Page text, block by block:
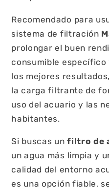
Recomendado para
sistema de filtración
prolongar el buen
consumible
los mejores
la carga filtrante de
uso del acuario y las
habitantes.
Si buscas unfiltro de
un agua más limpia y
calidad del entorno
es una opción fiable,